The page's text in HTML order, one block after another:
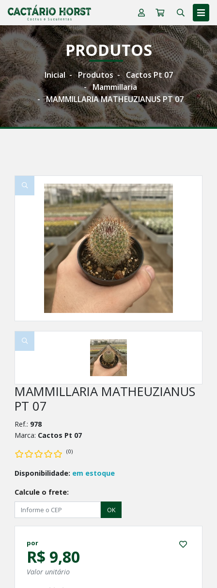
PRODUTOS
Inicial Produtos
Cactos Pt 07
Mammillaria
MAMMILLARIA MATHEUZIANUS PT 07
MAMMILLARIA MATHEUZIANUS
PT 07
Ref.: 978
Marca: Cactos Pt 07
(0)
Disponibilidade: em estoque
Calcule o frete:
OK
por
R$ 9,80
Valor unitário